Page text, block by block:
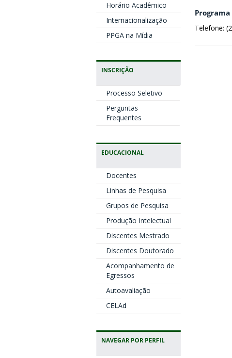
Horário Acadêmico
Internacionalização
PPGA na Mídia
INSCRIÇÃO
Processo Seletivo
Perguntas
Frequentes
EDUCACIONAL
Docentes
Linhas de Pesquisa
Grupos de Pesquisa
Produção Intelectual
Discentes Mestrado
Discentes Doutorado
Acompanhamento de
Egressos
Autoavaliação
CELAd
NAVEGAR POR PERFIL
Telefone: